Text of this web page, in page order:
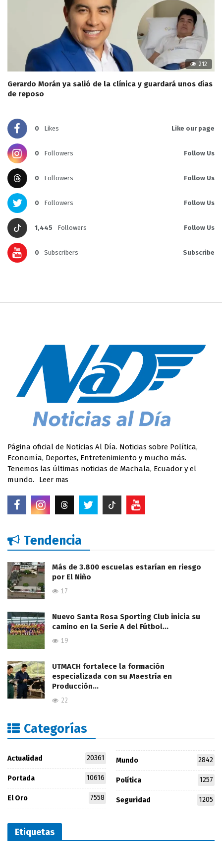
212
Gerardo Morán ya salió de la clínica y guardará unos días
de reposo
0 Likes Like our page
0 Followers Follow Us
0 Followers Follow Us
0 Followers Follow Us
1,445 Followers Follow Us
0 Subscribers Subscribe
Página oficial de Noticias Al Día. Noticias sobre Política,
Economía, Deportes, Entretenimiento y mucho más.
Tenemos las últimas noticias de Machala, Ecuador y el
mundo.
Leer mas
Tendencia
Más de 3.800 escuelas estarían en riesgo
por El Niño
17
Nuevo Santa Rosa Sporting Club inicia su
camino en la Serie A del Fútbol…
19
UTMACH fortalece la formación
especializada con su Maestría en
Producción…
22
Categorías
Actualidad 20361
Portada 10616
El Oro 7558
Mundo 2842
Política 1257
Seguridad 1205
Etiquetas